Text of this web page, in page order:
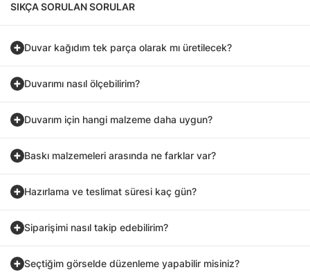
SIKÇA SORULAN SORULAR
Duvar kağıdım tek parça olarak mı üretilecek?
Duvarımı nasıl ölçebilirim?
Duvarım için hangi malzeme daha uygun?
Baskı malzemeleri arasında ne farklar var?
Hazırlama ve teslimat süresi kaç gün?
Siparişimi nasıl takip edebilirim?
Seçtiğim görselde düzenleme yapabilir misiniz?